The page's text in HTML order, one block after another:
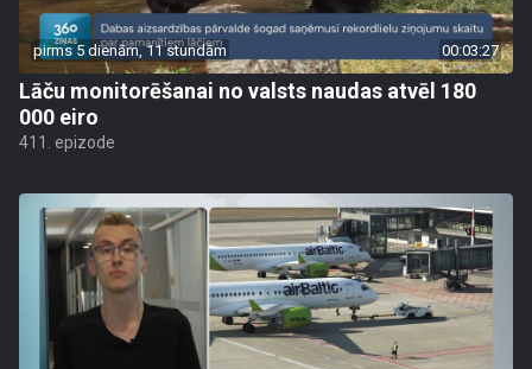
pirms 5 dienām, 11 stundām 00:03:27
Lāču monitorēšanai no valsts naudas atvēl 180
000 eiro
411. epizode